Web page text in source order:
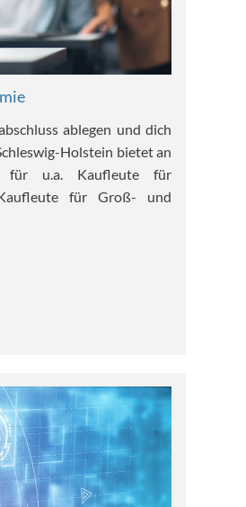
ablegen und dich
Holstein bietet an
für u.a. Kaufleute für
für Groß- und